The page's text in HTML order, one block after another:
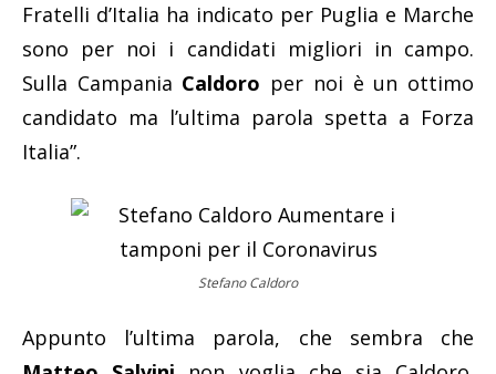
Fratelli d’Italia ha indicato per Puglia e Marche
sono per noi i candidati migliori in campo.
Sulla Campania Caldoro per noi è un ottimo
candidato ma l’ultima parola spetta a Forza
Italia”.
Stefano Caldoro
Appunto l’ultima parola, che sembra che